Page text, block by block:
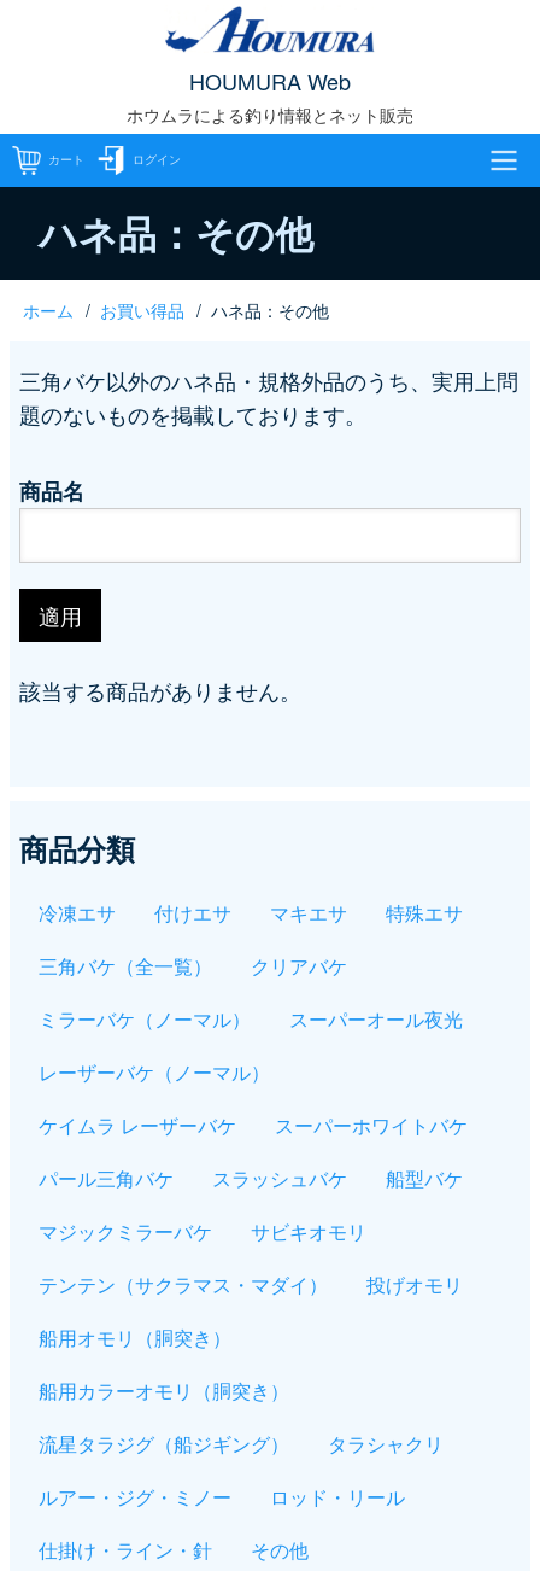
ン
テ
に
HOUMURA Web
ホウムラによる釣り情報とネット販売
カート ログイン
イ
ン
ナ
ビ
ゲ
シ
ョ
ン
ハネ品：その他
パ
ン
く
ず
ホーム お買い得品 ハネ品：その他
三角バケ以外のハネ品・規格外品のうち、実用上問
題のないものを掲載しております。
商品名
該当する商品がありません。
商品分類
冷凍エサ 付けエサ マキエサ
特殊エサ
三角バケ（全一覧）
クリアバケ
ミラーバケ（ノーマル）
スーパーオール夜光
レーザーバケ（ノーマル）
ケイムラ レーザーバケ
スーパーホワイトバケ
パール三角バケ
スラッシュバケ
船型バケ
マジックミラーバケ
サビキオモリ
テンテン（サクラマス・マダイ）
投げオモリ
船用オモリ（胴突き）
船用カラーオモリ（胴突き）
流星タラジグ（船ジギング）
タラシャクリ
ルアー・ジグ・ミノー
ロッド・リール
仕掛け・ライン・針
その他